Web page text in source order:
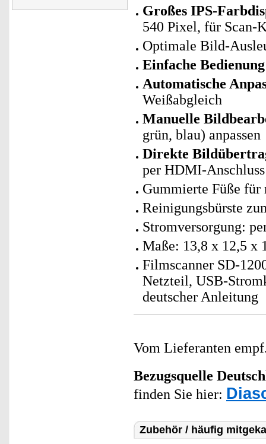
Großes IPS-
540 Pixel, für Scan-
Optimale Bild-
Einfache
Automatische
Weißabgleich
Manuelle
grün, blau) anpassen
Direkte
per HDMI-Anschluss
Gummierte Füße für
Reinigungsbürste
Stromversorgung:
Maße: 13,8 x 12,5 x
Filmscanner SD-
Netzteil, USB-
deutscher Anleitung
Vom Lieferanten
Bezugsquelle
finden Sie hier:
Zubehör / häufig